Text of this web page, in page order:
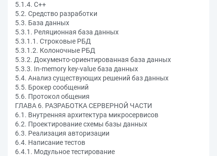
5.1.4. C++
5.2. Средство разработки
5.3. База данных
5.3.1. Реляционная база данных
5.3.1.1. Строковые РБД
5.3.1.2. Колоночные РБД
5.3.2. Документо-ориентированная база данных
5.3.3. In-memory key-value база данных
5.4. Анализ существующих решений баз данных
5.5. Брокер сообщений
5.6. Протокол общения
ГЛАВА 6. РАЗРАБОТКА СЕРВЕРНОЙ ЧАСТИ
6.1. Внутренняя архитектура микросервисов
6.2. Проектирование схемы базы данных
6.3. Реализация авторизации
6.4. Написание тестов
6.4.1. Модульное тестирование